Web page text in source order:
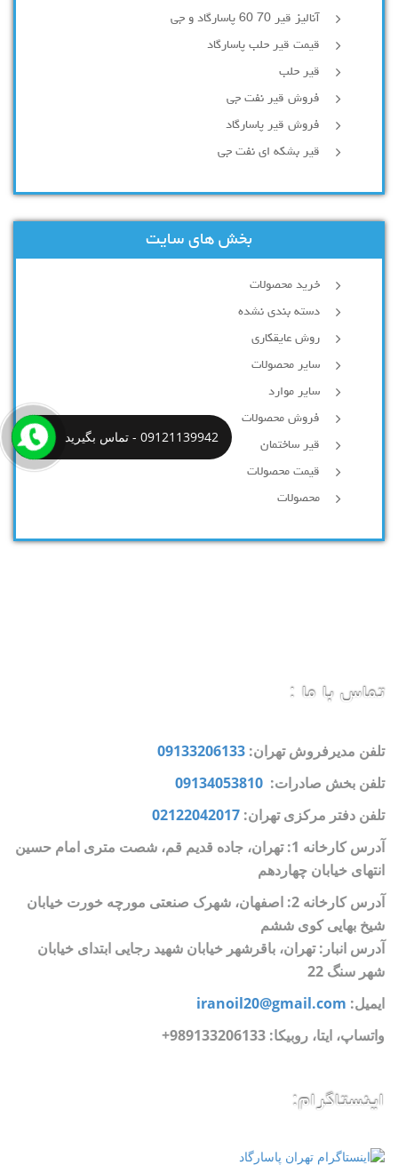
آنالیز قیر 70 60 پاسارگاد و جی
قیمت قیر حلب پاسارگاد
قیر حلب
فروش قیر نفت جی
فروش قیر پاسارگاد
قیر بشکه ای نفت جی
بخش های سایت
خرید محصولات
دسته بندی نشده
روش عایقکاری
سایر محصولات
سایر موارد
فروش محصولات
قیر ساختمان
قیمت محصولات
محصولات
تماس با ما :
تلفن مدیرفروش تهران: 09133206133
تلفن بخش صادرات: 09134053810
تلفن دفتر مرکزی تهران: 02122042017
آدرس کارخانه 1: تهران، جاده قدیم قم، شصت متری امام حسین
انتهای خیابان چهاردهم
آدرس کارخانه 2: اصفهان، شهرک صنعتی مورچه خورت خیابان
شیخ بهایی کوی ششم
آدرس انبار: تهران، باقرشهر خیابان شهید رجایی ابتدای خیابان
شهر سنگ 22
ایمیل: iranoil20@gmail.com
واتساپ، ایتا، روبیکا: 989133206133+
اینستاگرام:
09121139942 - تماس بگیرید